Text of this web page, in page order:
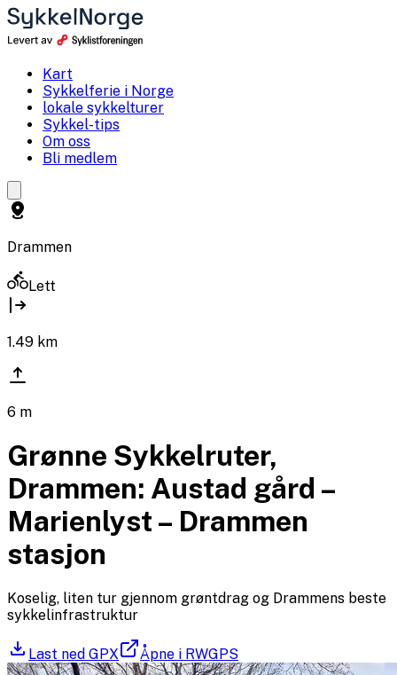
Kart
Sykkelferie i Norge
lokale sykkelturer
Sykkel-tips
Om oss
Bli medlem
Drammen
Lett
1.49 km
6 m
Grønne Sykkelruter,
Drammen: Austad gård –
Marienlyst – Drammen
stasjon
Koselig, liten tur gjennom grøntdrag og Drammens beste
sykkelinfrastruktur
Last ned GPX Åpne i RWGPS